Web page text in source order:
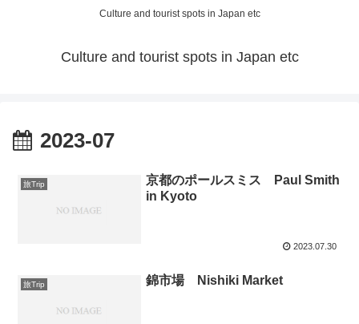
Culture and tourist spots in Japan etc
Culture and tourist spots in Japan etc
2023-07
旅Trip
京都のポールスミス Paul Smith
in Kyoto
2023.07.30
旅Trip 錦市場 Nishiki Market